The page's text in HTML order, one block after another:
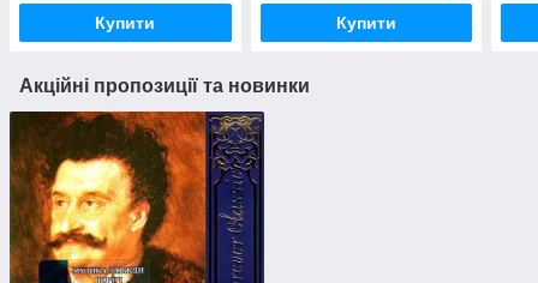
Купити Купити
Акційні пропозиції та новинки